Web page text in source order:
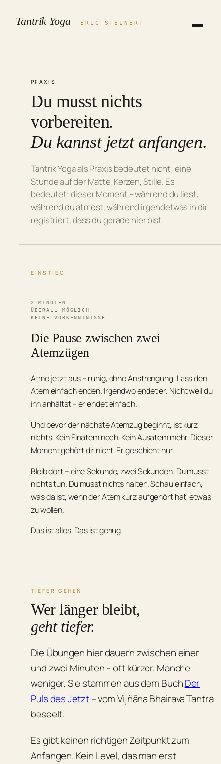
Inhalt
Tantrik Yoga ERIC STEINERT
PRAXIS
Du musst nichts
vorbereiten.
Du kannst jetzt anfangen.
Tantrik Yoga als Praxis bedeutet nicht: eine
Stunde auf der Matte, Kerzen, Stille. Es
bedeutet: dieser Moment – während du liest,
während du atmest, während irgendetwas in dir
registriert, dass du gerade hier bist.
EINSTIEG
2 MINUTEN
ÜBERALL MÖGLICH
KEINE VORKENNTNISSE
Die Pause zwischen zwei
Atemzügen
Atme jetzt aus – ruhig, ohne Anstrengung. Lass den
Atem einfach enden. Irgendwo endet er. Nicht weil du
ihn anhältst – er endet einfach.
Und bevor der nächste Atemzug beginnt, ist kurz
nichts. Kein Einatem noch. Kein Ausatem mehr. Dieser
Moment gehört dir nicht. Er geschieht nur.
Bleib dort – eine Sekunde, zwei Sekunden. Du musst
nichts tun. Du musst nichts halten. Schau einfach,
was da ist, wenn der Atem kurz aufgehört hat, etwas
zu wollen.
Das ist alles. Das ist genug.
TIEFER GEHEN
Wer länger bleibt,
geht tiefer.
Die Übungen hier dauern zwischen einer
und zwei Minuten – oft kürzer. Manche
weniger. Sie stammen aus dem Buch Der
Puls des Jetzt– vom Vijñāna Bhairava Tantra
beseelt.
Es gibt keinen richtigen Zeitpunkt zum
Anfangen. Kein Level, das man erst